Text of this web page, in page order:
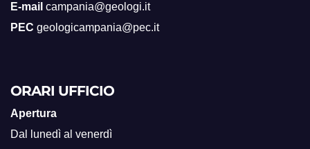
E-mail campania@geologi.it
PEC geologicampania@pec.it
ORARI UFFICIO
Apertura
Dal lunedì al venerdì